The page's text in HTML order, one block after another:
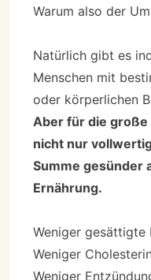
Warum also der
Natürlich gibt es
Menschen mit
oder körperlichen
Aber für die
nicht nur
Summe gesünder
Ernährung.
Weniger gesättigte
Weniger
Weniger